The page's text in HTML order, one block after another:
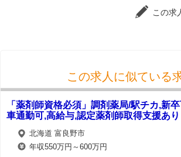
この求
この求人に似ている
「薬剤師資格必須」調剤薬局/駅チカ,新
車通勤可,高給与,認定薬剤師取得支援あり
北海道 富良野市
年収550万円～600万円